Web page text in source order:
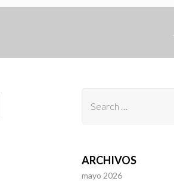
ARCHIVOS
mayo 2026